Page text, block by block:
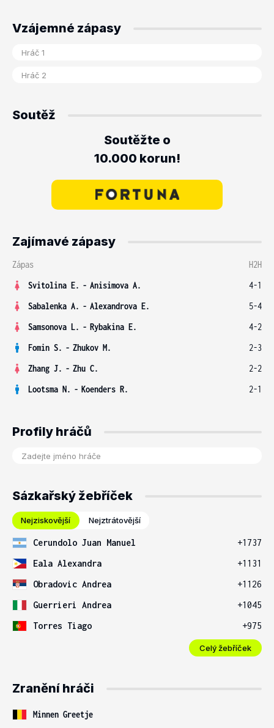
Vzájemné zápasy
Soutěž
Soutěžte o
10.000 korun!
Zajímavé zápasy
Zápas
H2H
Svitolina E. - Anisimova A.
4-1
Sabalenka A. - Alexandrova E.
5-4
Samsonova L. - Rybakina E.
4-2
Fomin S. - Zhukov M.
2-3
Zhang J. - Zhu C.
2-2
Lootsma N. - Koenders R. 2-1
Profily hráčů
Sázkařský žebříček
Nejziskovější Nejztrátovější
Cerundolo Juan Manuel
+1737
Eala Alexandra
+1131
Obradovic Andrea
+1126
Guerrieri Andrea
+1045
Torres Tiago
+975
Celý žebříček
Zranění hráči
Minnen Greetje